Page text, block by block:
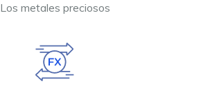
Los metales preciosos